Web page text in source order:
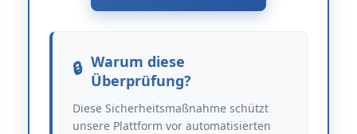
Warum diese
Überprüfung?
Diese Sicherheitsmaßnahme schützt
unsere Plattform vor automatisierten